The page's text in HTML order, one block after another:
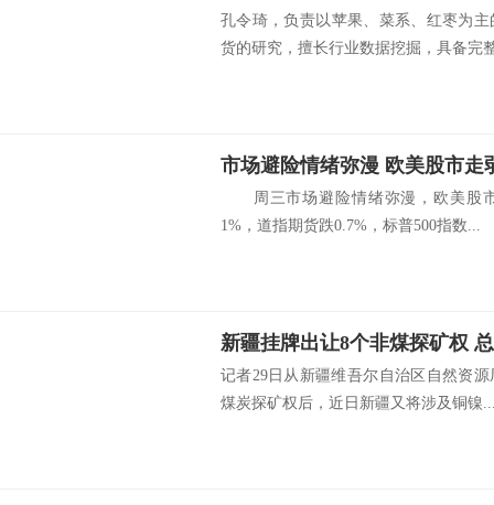
孔令琦，负责以苹果、菜系、红枣为
货的研究，擅长行业数据挖掘，具备完
市场避险情绪弥漫 欧美股市走
周三市场避险情绪弥漫，欧美股
1%，道指期货跌0.7%，标普500指数...
新疆挂牌出让8个非煤探矿权
记者29日从新疆维吾尔自治区自然资
煤炭探矿权后，近日新疆又将涉及铜镍